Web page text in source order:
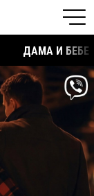
ДАМА И БЕБЕ